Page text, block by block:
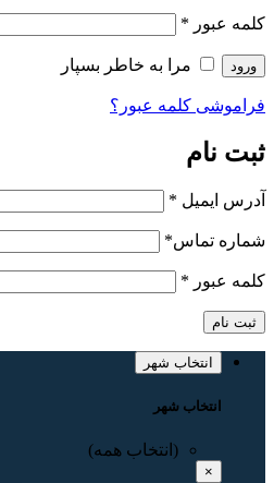
کلمه عبور *
ورود مرا به خاطر بسپار
فراموشی کلمه عبور؟
ثبت نام
آدرس ایمیل *
شماره تماس*
کلمه عبور *
ثبت نام
انتخاب شهر
انتخاب شهر
(انتخاب همه)
×